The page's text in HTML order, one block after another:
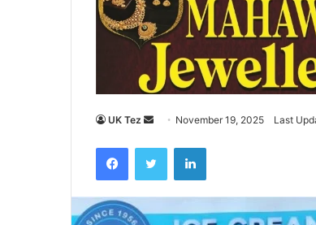
UK Tez
n
d
a
n
November 19, 2025 Last